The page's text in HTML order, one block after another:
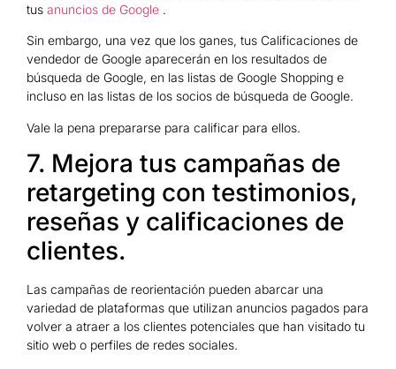
tus anuncios de Google .
Sin embargo, una vez que los ganes, tus Calificaciones de
vendedor de Google aparecerán en los resultados de
búsqueda de Google, en las listas de Google Shopping e
incluso en las listas de los socios de búsqueda de Google.
Vale la pena prepararse para calificar para ellos.
7. Mejora tus campañas de
retargeting con testimonios,
reseñas y calificaciones de
clientes.
Las campañas de reorientación pueden abarcar una
variedad de plataformas que utilizan anuncios pagados para
volver a atraer a los clientes potenciales que han visitado tu
sitio web o perfiles de redes sociales.